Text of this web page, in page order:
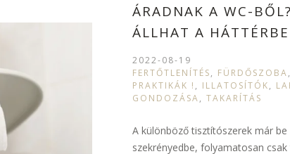
ÁRADNAK A WC-
ÁLLHAT A
2022-08-19
FERTŐTLENÍTÉS, FÜRDŐSZOBA,
PRAKTIKÁK ! , ILLATOSÍTÓK,
GONDOZÁSA, TAKARÍTÁS
A különböző tisztítószerek már be
szekrényedbe, folyamatosan